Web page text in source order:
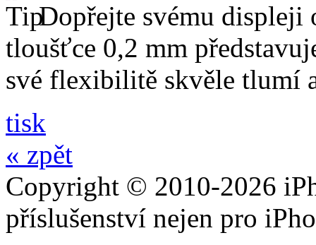
Dopřejte svému displeji
tloušťce 0,2 mm
své flexibilitě skvěle tlumí
tisk
« zpět
Copyright © 2010-2026
příslušenství nejen pro